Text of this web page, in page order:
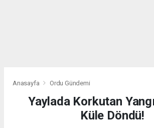
Anasayfa Ordu Gündemi
Yaylada Korkutan
Küle Döndü!